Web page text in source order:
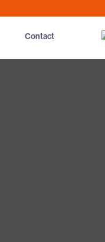
Contact